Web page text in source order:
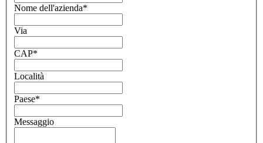
Nome dell'azienda*
Via
CAP*
Località
Paese*
Messaggio